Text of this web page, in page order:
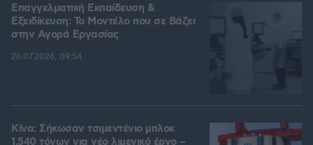
Επαγγελματική Εκπαίδευση &
Εξειδίκευση: Το Mοντέλο που σε Bάζει
στην Aγορά Eργασίας
26.07.2026, 09:54
Κίνα: Σήκωσαν τσιμεντένιο μπλοκ
1.540 τόνων για νέο λιμενικό έργο –